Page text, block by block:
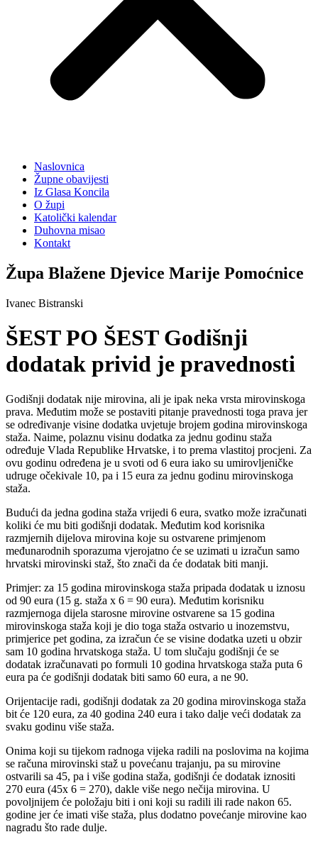
Naslovnica
Župne obavijesti
Iz Glasa Koncila
O župi
Katolički kalendar
Duhovna misao
Kontakt
Župa Blažene Djevice Marije Pomoćnice
Ivanec Bistranski
ŠEST PO ŠEST Godišnji
dodatak privid je pravednosti
Godišnji dodatak nije mirovina, ali je ipak neka vrsta mirovinskoga
prava. Međutim može se postaviti pitanje pravednosti toga prava jer
se određivanje visine dodatka uvjetuje brojem godina mirovinskoga
staža. Naime, polaznu visinu dodatka za jednu godinu staža
određuje Vlada Republike Hrvatske, i to prema vlastitoj procjeni. Za
ovu godinu određena je u svoti od 6 eura iako su umirovljeničke
udruge očekivale 10, pa i 15 eura za jednu godinu mirovinskoga
staža.
Budući da jedna godina staža vrijedi 6 eura, svatko može izračunati
koliki će mu biti godišnji dodatak. Međutim kod korisnika
razmjernih dijelova mirovina koje su ostvarene primjenom
međunarodnih sporazuma vjerojatno će se uzimati u izračun samo
hrvatski mirovinski staž, što znači da će dodatak biti manji.
Primjer: za 15 godina mirovinskoga staža pripada dodatak u iznosu
od 90 eura (15 g. staža x 6 = 90 eura). Međutim korisniku
razmjernoga dijela starosne mirovine ostvarene sa 15 godina
mirovinskoga staža koji je dio toga staža ostvario u inozemstvu,
primjerice pet godina, za izračun će se visine dodatka uzeti u obzir
sam 10 godina hrvatskoga staža. U tom slučaju godišnji će se
dodatak izračunavati po formuli 10 godina hrvatskoga staža puta 6
eura pa će godišnji dodatak biti samo 60 eura, a ne 90.
Orijentacije radi, godišnji dodatak za 20 godina mirovinskoga staža
bit će 120 eura, za 40 godina 240 eura i tako dalje veći dodatak za
svaku godinu više staža.
Onima koji su tijekom radnoga vijeka radili na poslovima na kojima
se računa mirovinski staž u povećanu trajanju, pa su mirovine
ostvarili sa 45, pa i više godina staža, godišnji će dodatak iznositi
270 eura (45x 6 = 270), dakle više nego nečija mirovina. U
povoljnijem će položaju biti i oni koji su radili ili rade nakon 65.
godine jer će imati više staža, plus dodatno povećanje mirovine kao
nagradu što rade dulje.